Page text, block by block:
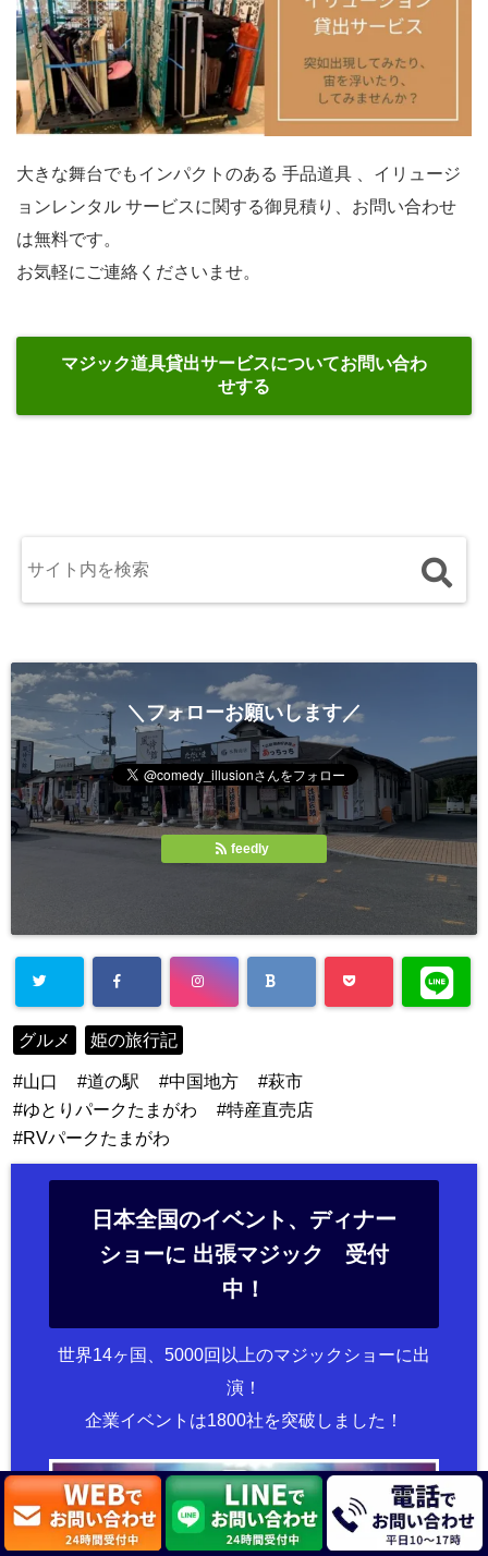
大きな舞台でもインパクトのある 手品道具 、イリュージ
ョンレンタル サービスに関する御見積り、お問い合わせ
は無料です。
お気軽にご連絡くださいませ。
マジック道具貸出サービスについてお問い合わ
せする
＼フォローお願いします／
feedly
グルメ 姫の旅行記
山口 道の駅 中国地方
萩市
ゆとりパークたまがわ
特産直売店
RVパークたまがわ
日本全国のイベント、ディナー
ショーに 出張マジック 受付
中！
世界14ヶ国、5000回以上のマジックショーに出
演！
企業イベントは1800社を突破しました！